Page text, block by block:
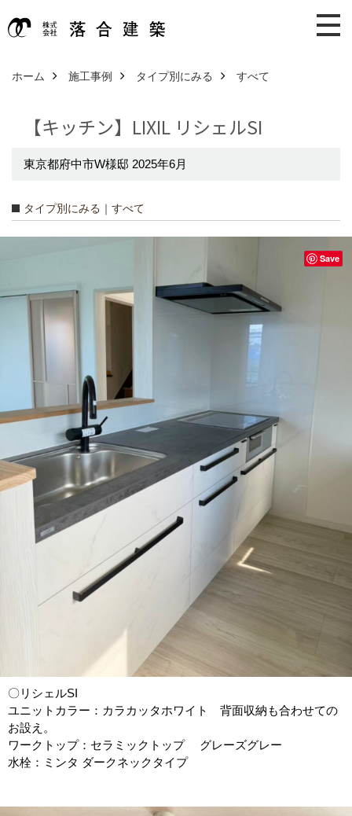
ホーム 施工事例 タイプ別にみる すべて
【キッチン】LIXIL リシェルSI
東京都府中市W様邸 2025年6月
タイプ別にみる｜すべて
〇リシェルSI
ユニットカラー：カラカッタホワイト 背面収納も合わせての
お設え。
ワークトップ：セラミックトップ グレーズグレー
水栓：ミンタ ダークネックタイプ
Save